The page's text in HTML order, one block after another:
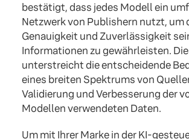
bestätigt, dass jedes Modell ein
Netzwerk von Publishern nutzt, um
Genauigkeit und Zuverlässigkeit
Informationen zu gewährleisten.
unterstreicht die entscheidende
eines breiten Spektrums von
Validierung und Verbesserung der
Modellen verwendeten Daten.
Um mit Ihrer Marke in der KI-